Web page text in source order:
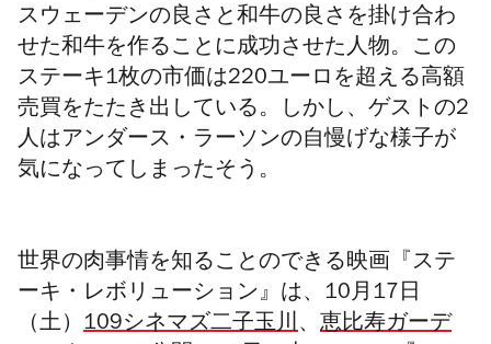
スウェーデンの良さと和牛の良さを掛け合わ
せた和牛を作ることに成功させた人物。この
ステーキ1枚の市価は220ユーロを超える高額
売買をたたき出している。しかし、ゲストの2
人はアンダース・ラーソンの自慢げな様子が
気になってしまったそう。
世界の肉事情を知ることのできる映画『ステ
ーキ・レボリューション』は、10月17日
（土） 109シネマズ二子玉川、 恵比寿ガーデ